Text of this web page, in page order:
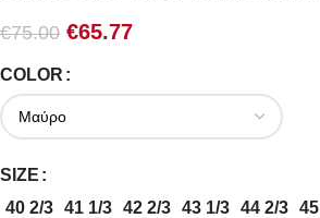
€75.00 €65.77
COLOR
SIZE
40 2/3 41 1/3 42 2/3 43 1/3 44 2/3